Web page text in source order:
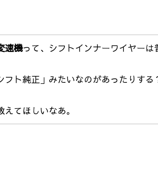
速機って、シフトインナーワイヤーは
フト純正」みたいなのがあったりする
てほしいなあ。